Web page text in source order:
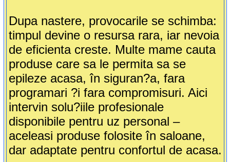
Dupa nastere, provocarile se schimba:
timpul devine o resursa rara, iar nevoia
de eficienta creste. Multe mame cauta
produse care sa le permita sa se
epileze acasa, în siguran?a, fara
programari ?i fara compromisuri. Aici
intervin solu?iile profesionale
disponibile pentru uz personal –
aceleasi produse folosite în saloane,
dar adaptate pentru confortul de acasa.